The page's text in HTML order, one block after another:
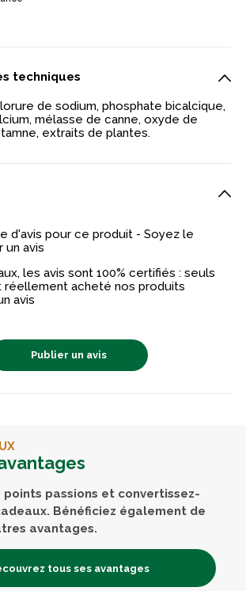
techniques
de sodium, phosphate bicalcique,
mélasse de canne, oxyde de
extraits de plantes.
d'avis pour ce produit - Soyez le
un avis
les avis sont 100% certifiés : seuls
réellement acheté nos produits
avis
Publier un avis
points passions et convertissez-
Bénéficiez également de
avantages.
tous ses avantages